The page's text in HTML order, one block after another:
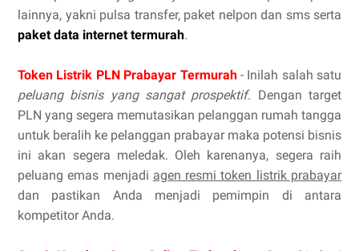
lainnya, yakni pulsa transfer, paket nelpon dan sms serta
paket data internet termurah.
Token Listrik PLN Prabayar Termurah- Inilah salah satu
peluang bisnis yang sangat prospektif. Dengan target
PLN yang segera memutasikan pelanggan rumah tangga
untuk beralih ke pelanggan prabayar maka potensi bisnis
ini akan segera meledak. Oleh karenanya, segera raih
peluang emas menjadi agen resmi token listrik prabayar
dan pastikan Anda menjadi pemimpin di antara
kompetitor Anda.